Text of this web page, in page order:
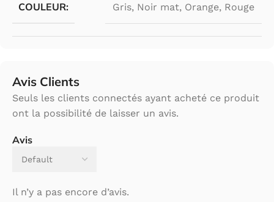
COULEUR: Gris, Noir mat, Orange, Rouge
Avis Clients
Avis
Il n’y a pas encore d’avis.
Seuls les clients connectés ayant acheté ce produit
ont la possibilité de laisser un avis.